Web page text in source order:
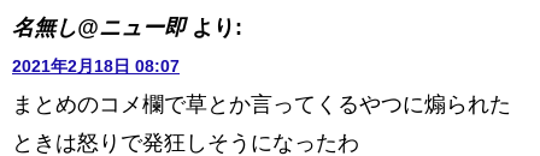
名無し@ニュー即 より:
2021年2月18日 08:07
まとめのコメ欄で草とか言ってくるやつに煽られた
ときは怒りで発狂しそうになったわ